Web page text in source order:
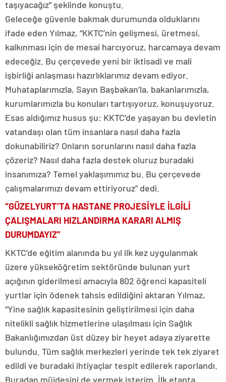
taşıyacağız” şeklinde konuştu.
Geleceğe güvenle bakmak durumunda olduklarını
ifade eden Yılmaz, “KKTC’nin gelişmesi, üretmesi,
kalkınması için de mesai harcıyoruz, harcamaya devam
edeceğiz. Bu çerçevede yeni bir iktisadi ve mali
işbirliği anlaşması hazırlıklarımız devam ediyor.
Muhataplarımızla, Sayın Başbakan’la, bakanlarımızla,
kurumlarımızla bu konuları tartışıyoruz, konuşuyoruz.
Esas aldığımız husus şu: KKTC’de yaşayan bu devletin
vatandaşı olan tüm insanlara nasıl daha fazla
dokunabiliriz? Onların sorunlarını nasıl daha fazla
çözeriz? Nasıl daha fazla destek oluruz buradaki
insanımıza? Temel yaklaşımımız bu. Bu çerçevede
çalışmalarımızı devam ettiriyoruz” dedi.
“GÜZELYURT’TA HASTANE PROJESİYLE İLGİLİ
ÇALIŞMALARI HIZLANDIRMA KARARI ALMIŞ
DURUMDAYIZ”
KKTC’de eğitim alanında bu yıl ilk kez uygulanmak
üzere yükseköğretim sektöründe bulunan yurt
açığının giderilmesi amacıyla 802 öğrenci kapasiteli
yurtlar için ödenek tahsis edildiğini aktaran Yılmaz,
“Yine sağlık kapasitesinin geliştirilmesi için daha
nitelikli sağlık hizmetlerine ulaşılması için Sağlık
Bakanlığımızdan üst düzey bir heyet adaya ziyarette
bulundu. Tüm sağlık merkezleri yerinde tek tek ziyaret
edildi ve buradaki ihtiyaçlar tespit edilerek raporlandı.
Buradan müjdesini de vermek isterim. İlk etapta